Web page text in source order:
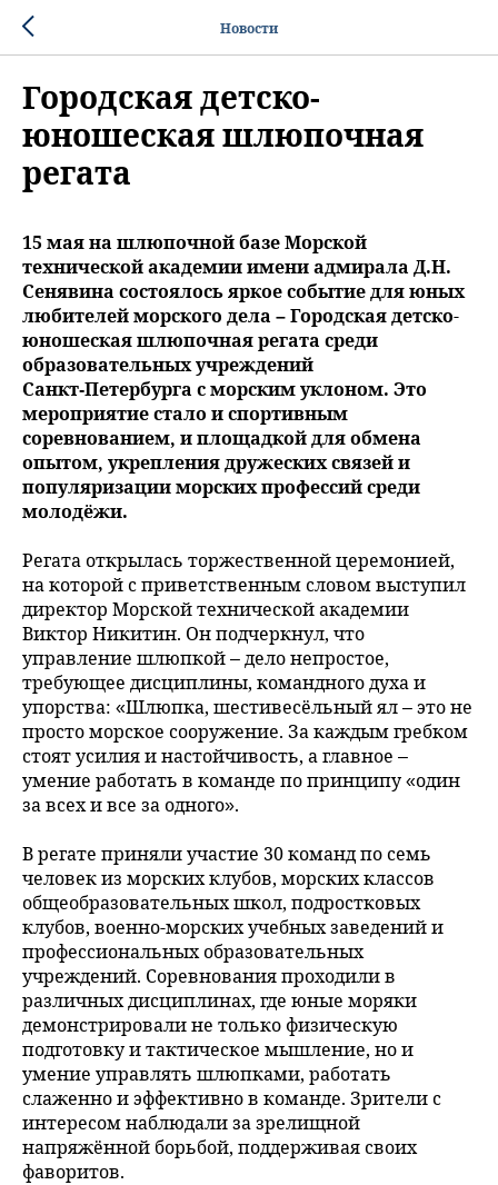
Новости
Городская детско-
юношеская шлюпочная
регата
15 мая на шлюпочной базе Морской
технической академии имени адмирала Д.Н.
Сенявина состоялось яркое событие для юных
любителей морского дела – Городская детско-
юношеская шлюпочная регата среди
образовательных учреждений
Санкт‑Петербурга с морским уклоном. Это
мероприятие стало и спортивным
соревнованием, и площадкой для обмена
опытом, укрепления дружеских связей и
популяризации морских профессий среди
молодёжи.
Регата открылась торжественной церемонией,
на которой с приветственным словом выступил
директор Морской технической академии
Виктор Никитин. Он подчеркнул, что
управление шлюпкой – дело непростое,
требующее дисциплины, командного духа и
упорства: «Шлюпка, шестивесёльный ял – это не
просто морское сооружение. За каждым гребком
стоят усилия и настойчивость, а главное ‒
умение работать в команде по принципу «один
за всех и все за одного».
В регате приняли участие 30 команд по семь
человек из морских клубов, морских классов
общеобразовательных школ, подростковых
клубов, военно-морских учебных заведений и
профессиональных образовательных
учреждений. Соревнования проходили в
различных дисциплинах, где юные моряки
демонстрировали не только физическую
подготовку и тактическое мышление, но и
умение управлять шлюпками, работать
слаженно и эффективно в команде. Зрители с
интересом наблюдали за зрелищной
напряжённой борьбой, поддерживая своих
фаворитов.